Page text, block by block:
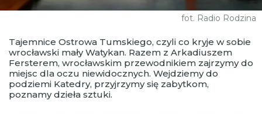
fot. Radio Rodzina
Tajemnice Ostrowa Tumskiego, czyli co kryje w sobie
wrocławski mały Watykan. Razem z Arkadiuszem
Fersterem, wrocławskim przewodnikiem zajrzymy do
miejsc dla oczu niewidocznych. Wejdziemy do
podziemi Katedry, przyjrzymy się zabytkom,
poznamy dzieła sztuki.